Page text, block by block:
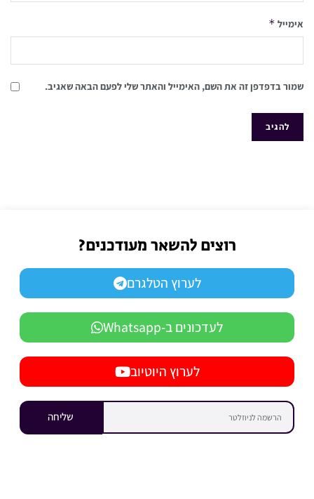
אימייל *
שמור בדפדפן זה את השם, האימייל והאתר שלי לפעם הבאה שאגיב.
רוצים להשאר מעודכנים?
לערוץ הטלגרם
לעדכונים ב-Whatsapp
לערוץ היוטיוב
שליחה